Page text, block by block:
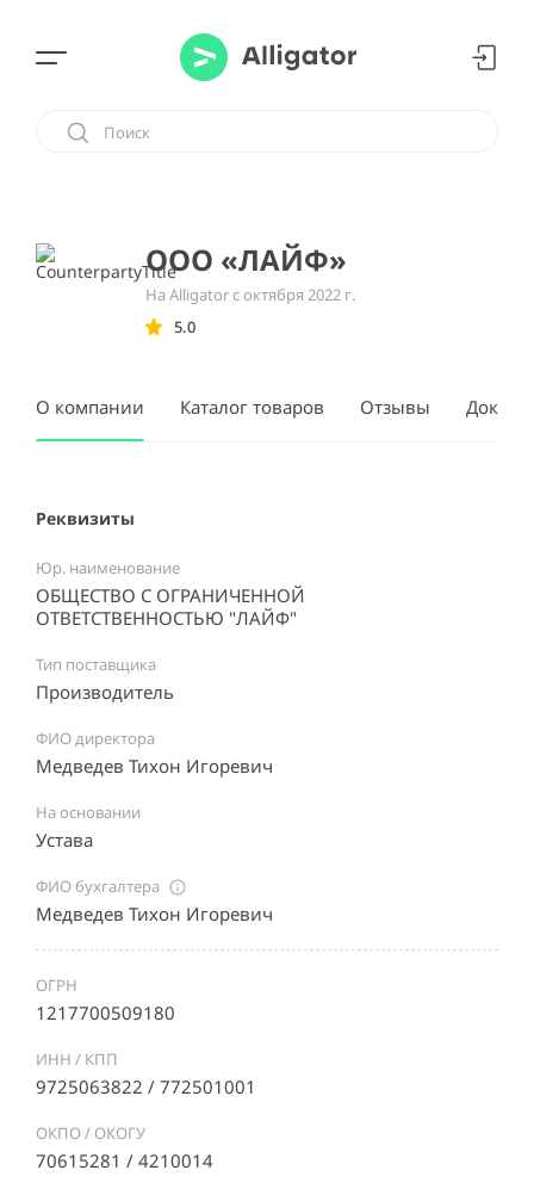
ООО «ЛАЙФ»
На Alligator с октября 2022 г.
5.0
О компании Каталог товаров Отзывы
Реквизиты
Юр. наименование
ОБЩЕСТВО С ОГРАНИЧЕННОЙ
ОТВЕТСТВЕННОСТЬЮ "ЛАЙФ"
Тип поставщика
Производитель
ФИО директора
Медведев Тихон Игоревич
На основании
Устава
ФИО бухгалтера
Медведев Тихон Игоревич
ОГРН
1217700509180
ИНН / КПП
9725063822 / 772501001
ОКПО / ОКОГУ
70615281 / 4210014